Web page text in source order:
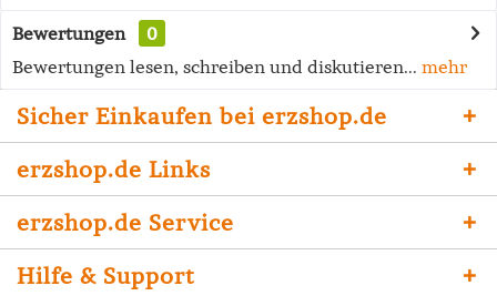
Bewertungen
0
Bewertungen lesen, schreiben und diskutieren... mehr
Sicher Einkaufen bei erzshop.de
erzshop.de Links
erzshop.de Service
Hilfe & Support